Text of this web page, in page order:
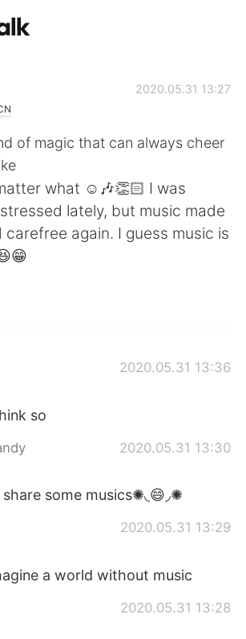
Bahasa
简体中文
2020.05.31 13:27
of magic that can always cheer
what ☺️🎶👏🏻 I was
lately, but music made
carefree again. I guess music is
2020.05.31 13:36
so
2020.05.31 13:30
share some musics✺◟😄◞✺
2020.05.31 13:29
a world without music
2020.05.31 13:28